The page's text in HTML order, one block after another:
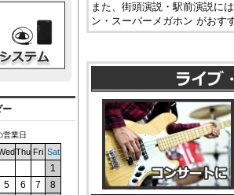
また、街頭演説・駅前演説に
ン・スーパーメガホン がおす
ー
営業日
Thu Fri Sat
1
5 6 7
8